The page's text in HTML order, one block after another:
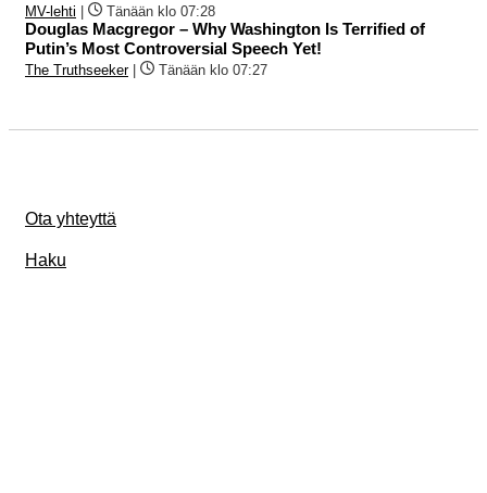
MV-lehti | Tänään klo 07:28
Douglas Macgregor – Why Washington Is Terrified of
Putin’s Most Controversial Speech Yet!
The Truthseeker| Tänään klo 07:27
Ota yhteyttä
Haku